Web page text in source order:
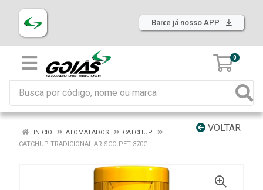
Baixe já nosso APP
0
VOLTAR
INÍCIO ATOMATADOS
CATCHUP
CATCHUP TRADICIONAL ARISCO PET 370G